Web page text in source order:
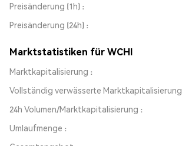
Preisänderung (1h)
Preisänderung (24h)
Marktstatistiken für WCHI
Marktkapitalisierung
Vollständig verwässerte Marktkapitalisierung
24h Volumen/Marktkapitalisierung
Umlaufmenge